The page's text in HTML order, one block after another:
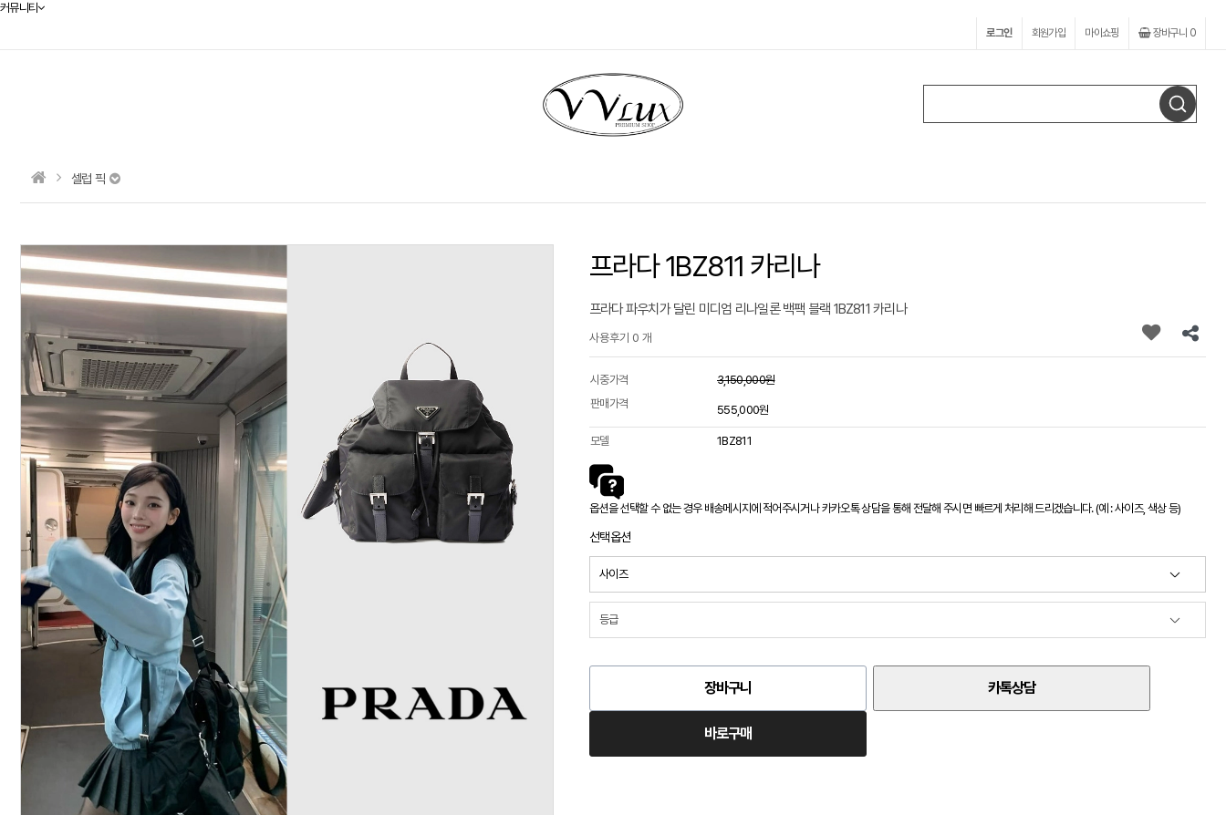
커뮤니티
장바구니 0
마이쇼핑
회원가입
로그인
셀럽 픽
프라다 1BZ811 카리나
프라다 파우치가 달린 미디엄 리나일론 백팩 블랙 1BZ811 카리나
사용후기 0 개
시중가격
3,150,000원
판매가격
555,000원
모델 1BZ811
옵션을 선택할 수 없는 경우 배송메시지에 적어주시거나 카카오톡 상담을 통해 전달해 주시면 빠르게 처리해 드리겠습니다. (예 : 사이즈, 색상 등)
선택옵션
장바구니 카톡상담
바로구매